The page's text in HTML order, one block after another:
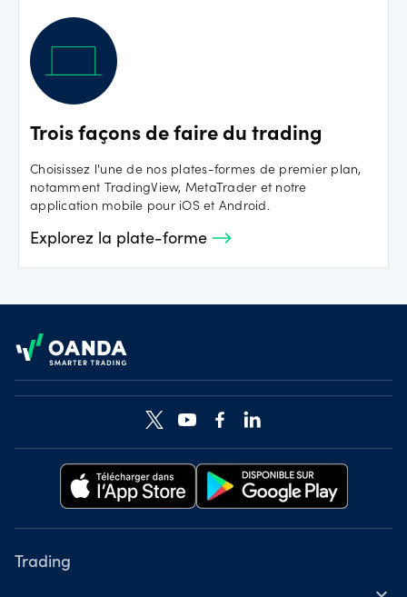
Trois façons de faire du trading
Choisissez l'une de nos plates-formes de premier plan,
notamment TradingView, MetaTrader et notre
application mobile pour iOS et Android.
Explorez la plate-forme
Trading